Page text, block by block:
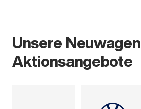
Unsere Neuwagen
Aktionsangebote